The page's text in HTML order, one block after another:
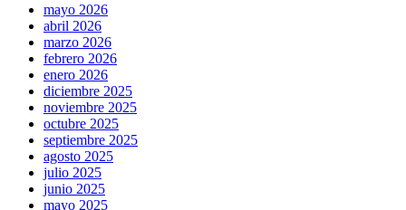
mayo 2026
abril 2026
marzo 2026
febrero 2026
enero 2026
diciembre 2025
noviembre 2025
octubre 2025
septiembre 2025
agosto 2025
julio 2025
junio 2025
mayo 2025